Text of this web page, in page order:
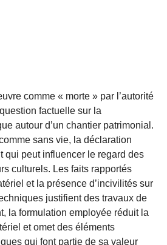
comme « morte » par l’autorité
factuelle sur la
autour d’un chantier patrimonial.
sans vie, la déclaration
qui peut influencer le regard des
culturels. Les faits rapportés
et la présence d’incivilités sur
justifient des travaux de
la formulation employée réduit la
et omet des éléments
qui font partie de sa valeur